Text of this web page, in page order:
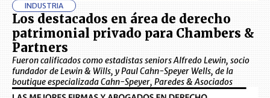
INDUSTRIA
Los destacados en área de derecho
patrimonial privado para Chambers &
Partners
Fueron calificados como estadistas seniors Alfredo Lewin, socio
fundador de Lewin & Wills, y Paul Cahn-Speyer Wells, de la
boutique especializada Cahn-Speyer, Paredes & Asociados